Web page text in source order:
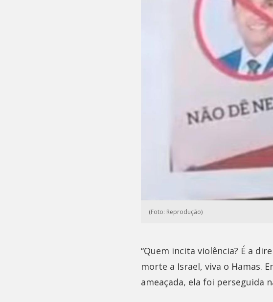
(Foto: Reprodução)
“Quem incita violência? É a
morte a Israel, viva o Hamas.
ameaçada, ela foi perseguida